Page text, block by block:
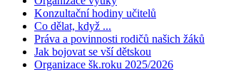
Konzultační hodiny učitelů
Co dělat, když ...
Práva a povinnosti rodičů našich žáků
Jak bojovat se vší dětskou
Organizace šk.roku 2025/2026